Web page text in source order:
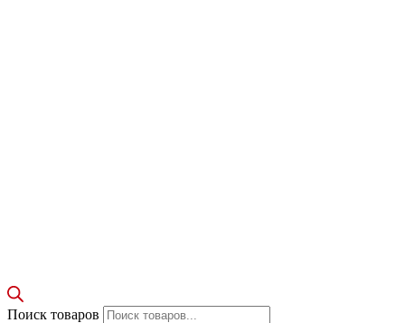
Поиск товаров